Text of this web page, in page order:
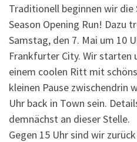
Traditionell beginnen wir die
Season Opening Run! Dazu
Samstag, den 7. Mai um 10
Frankfurter City. Wir starten
einem coolen Ritt mit
kleinen Pause zwischendrin
Uhr back in Town sein.
demnächst an dieser Stelle.
Gegen 15 Uhr sind wir